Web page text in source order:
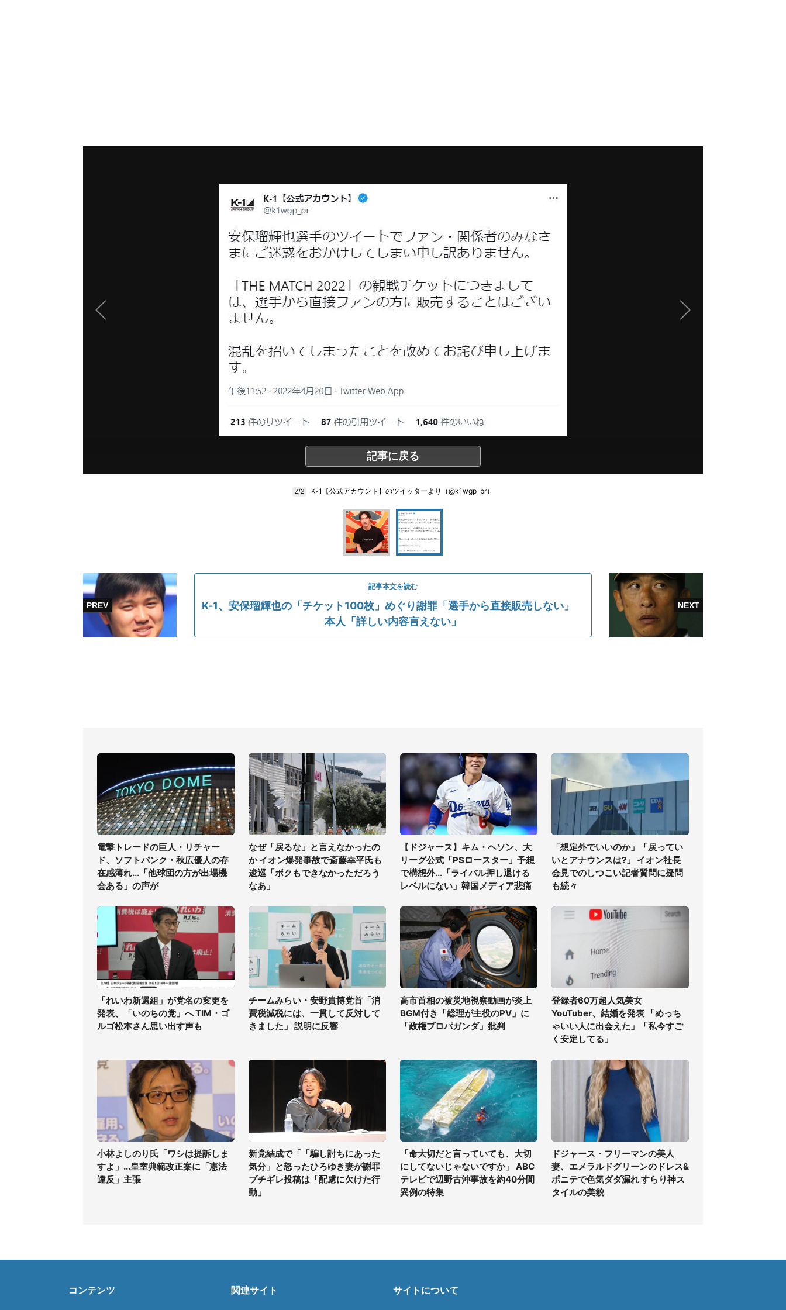
記事に戻る
2/2 K-1【公式アカウント】のツイッターより（@k1wgp_pr）
記事本文を読む
K-1、安保瑠輝也の「チケット100枚」めぐり謝罪「選手から直接販売しない」
本人「詳しい内容言えない」
電撃トレードの巨人・リチャー
ド、ソフトバンク・秋広優人の存
在感薄れ...「他球団の方が出場機
会ある」の声が
なぜ「戻るな」と言えなかったの
か イオン爆発事故で斎藤幸平氏も
逡巡「ボクもできなかっただろう
なあ」
【ドジャース】キム・ヘソン、大
リーグ公式「PSロースター」予想
で構想外...「ライバル押し退ける
レベルにない」韓国メディア悲痛
「想定外でいいのか」「戻ってい
いとアナウンスは?」 イオン社長
会見でのしつこい記者質問に疑問
も続々
「れいわ新選組」が党名の変更を
発表、「いのちの党」へ TIM・ゴ
ルゴ松本さん思い出す声も
チームみらい・安野貴博党首「消
費税減税には、一貫して反対して
きました」 説明に反響
高市首相の被災地視察動画が炎上
BGM付き「総理が主役のPV」に
「政権プロパガンダ」批判
登録者60万超人気美女
YouTuber、結婚を発表 「めっち
ゃいい人に出会えた」「私今すご
く安定してる」
小林よしのり氏「ワシは提訴しま
すよ」...皇室典範改正案に「憲法
違反」主張
新党結成で「「騙し討ちにあった
気分」と怒ったひろゆき妻が謝罪
ブチギレ投稿は「配慮に欠けた行
動」
「命大切だと言っていても、大切
にしてないじゃないですか」 ABC
テレビで辺野古沖事故を約40分間
異例の特集
ドジャース・フリーマンの美人
妻、エメラルドグリーンのドレス&
ポニテで色気ダダ漏れ すらり神ス
タイルの美貌
コンテンツ 関連サイト サイトについて